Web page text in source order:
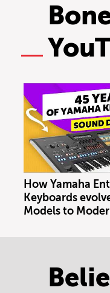
How Yamaha
Keyboards
Models to